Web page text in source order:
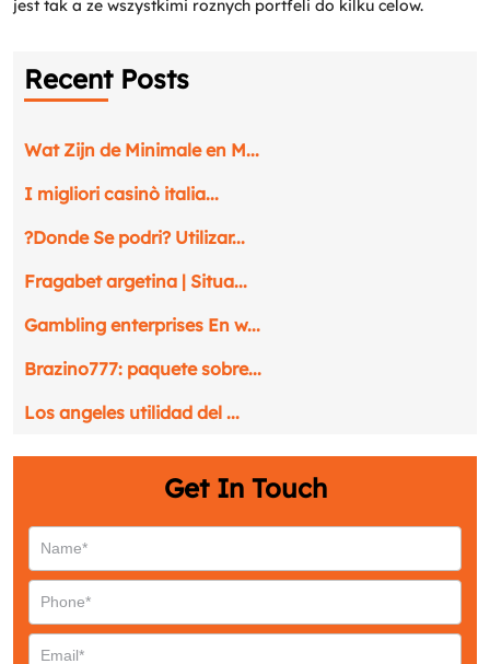
Email*
Phone*
Service*
Message
jest tak a ze wszystkimi roznych portfeli do kilku celow.
Recent Posts
Wat Zijn de Minimale en M...
I migliori casinò italia...
?Donde Se podri? Utilizar...
Fragabet argetina | Situa...
Gambling enterprises En w...
Brazino777: paquete sobre...
Los angeles utilidad del ...
Get In Touch